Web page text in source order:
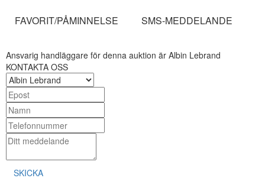
FAVORIT/PÅMINNELSE SMS-MEDDELANDE
Ansvarig handläggare för denna auktion är Albin Lebrand
KONTAKTA OSS
SKICKA